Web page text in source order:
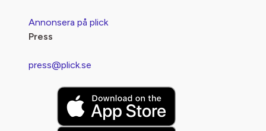
Annonsera på plick
Press
press@plick.se